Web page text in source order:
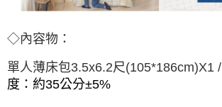
◇內容物：
單人薄床包3.5x6.2尺(105*186cm)X1 /
度：約35公分±5%